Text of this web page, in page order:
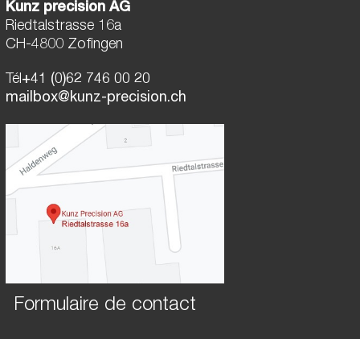
Kunz precision AG
Riedtalstrasse 16a
CH-4800 Zofingen
Tél+41 (0)62 746 00 20
mailbox@kunz-precision.ch
Formulaire de contact